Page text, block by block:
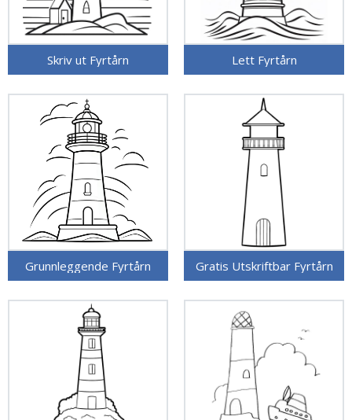
Skriv ut Fyrtårn Lett Fyrtårn
Grunnleggende Fyrtårn Gratis Utskriftbar Fyrtårn